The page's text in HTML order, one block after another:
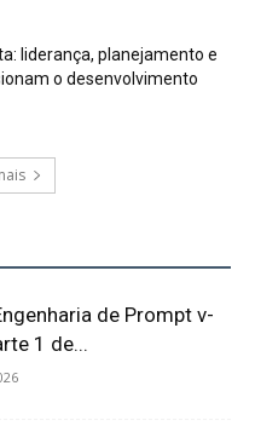
liderança, planejamento e
o desenvolvimento
de Prompt v-
1 de...